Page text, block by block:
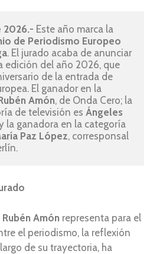
2026.- Este año marca la
de Periodismo Europeo
. El jurado acaba de anunciar
edición del año 2026, que
de la entrada de
El ganador en la
Amón, de Onda Cero; la
de televisión es Ángeles
la ganadora en la categoría
Paz López, corresponsal
Rubén Amón representa para el
el periodismo, la reflexión
de su trayectoria, ha